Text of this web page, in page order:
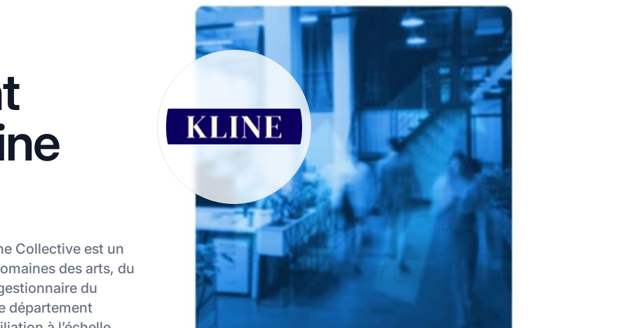
Collective est un
des arts, du
du
département